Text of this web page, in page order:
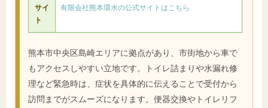
サイ
ト
有限会社熊本環水の公式サイトはこちら
熊本市中央区島崎エリアに拠点があり、市街地から車で
もアクセスしやすい立地です。トイレ詰まりや水漏れ修
理など緊急時は、症状を具体的に伝えることで受付から
訪問までがスムーズになります。便器交換やトイレリフ